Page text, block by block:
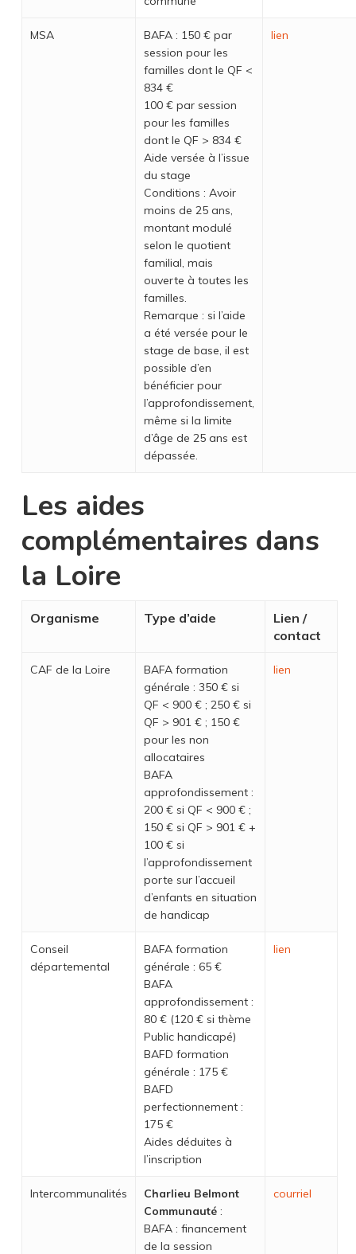
MSA
BAFA : 150 € par
session pour les
familles dont le QF <
834 €
100 € par session
pour les familles
dont le QF > 834 €
Aide versée à l’issue
du stage
Conditions : Avoir
moins de 25 ans,
montant modulé
selon le quotient
familial, mais
ouverte à toutes les
familles.
Remarque : si l’aide
a été versée pour le
stage de base, il est
possible d’en
bénéficier pour
l’approfondissement,
même si la limite
d’âge de 25 ans est
dépassée.
lien
Les aides
complémentaires dans
la Loire
Organisme Type d’aide
Lien /
contact
CAF de la Loire
BAFA formation
générale : 350 € si
QF < 900 € ; 250 € si
QF > 901 € ; 150 €
pour les non
allocataires
BAFA
approfondissement :
200 € si QF < 900 € ;
150 € si QF > 901 € +
100 € si
l’approfondissement
porte sur l’accueil
d’enfants en situation
de handicap
lien
Conseil
départemental
BAFA formation
générale : 65 €
BAFA
approfondissement :
80 € (120 € si thème
Public handicapé)
BAFD formation
générale : 175 €
BAFD
perfectionnement :
175 €
Aides déduites à
l’inscription
lien
Intercommunalités
Charlieu Belmont
Communauté:
BAFA : financement
de la session
courriel